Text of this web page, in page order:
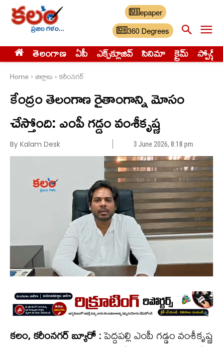
epaper
360 Degrees
తెలంగాణ ఏపీ ఎక్స్‌క్లూజివ్‌ సినిమా క్రైమ్ స్పోర్ట్స్
Home జిల్లాలు కరీంనగర్
కేంద్రం తెలంగాణ రైతాంగాన్ని మోసం
చేస్తోంది: ఎంపీ గడ్డం వంశీకృష్ణ
By Kalam Desk 3 June 2026, 8:18 pm
కలం, కరీంనగర్ బ్యూరో :పెద్దపల్లి ఎంపీ గడ్డం వంశీకృష్ణ